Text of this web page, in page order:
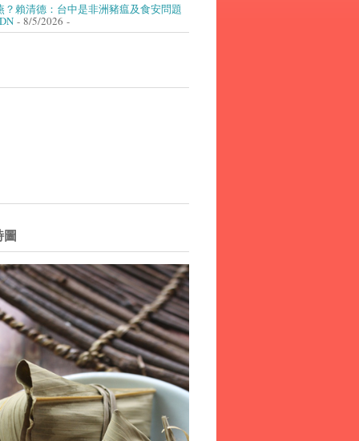
？賴清德：台中是非洲豬瘟及食安問題
- 8/5/2026 -
圖